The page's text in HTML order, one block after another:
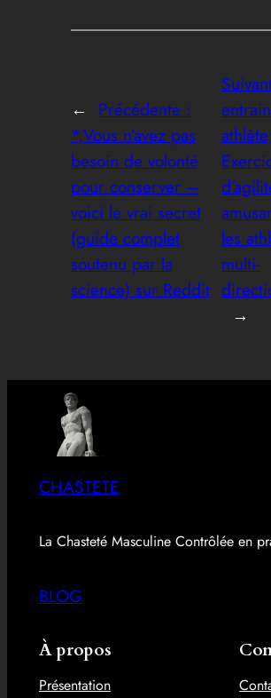
← Précédente :
*,Vous n’avez pas
besoin de volonté
pour conserver –
voici le vrai secret
(guide complet
soutenu par la
science) sur Reddit
les
multi-
→
CHASTETE
La Chasteté Masculine Contrôlée en
BLOG
À propos
Présentation